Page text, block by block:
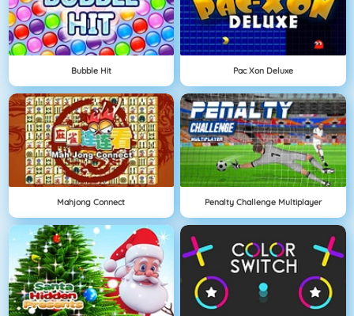
Bubble Hit Pac Xon Deluxe
Mahjong Connect Penalty Challenge Multiplayer